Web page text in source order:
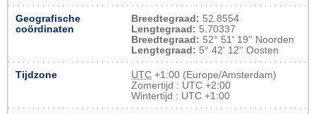
Geografische
coördinaten
Breedtegraad: 52.8554
Lengtegraad: 5.70337
Breedtegraad: 52° 51' 19'' Noorden
Lengtegraad: 5° 42' 12'' Oosten
Tijdzone UTC +1:00 (Europe/Amsterdam)
Zomertijd : UTC +2:00
Wintertijd : UTC +1:00